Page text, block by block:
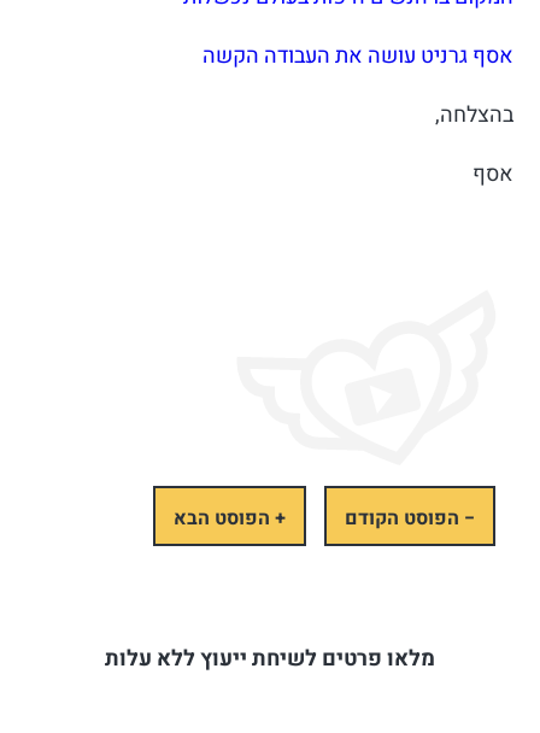
אסף גרניט עושה את העבודה הקשה
בהצלחה,
אסף
− הפוסט הקודם + הפוסט הבא
מלאו פרטים לשיחת ייעוץ ללא עלות